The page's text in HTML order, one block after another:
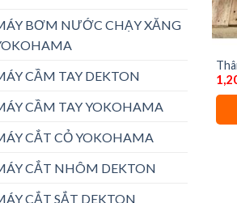
BƠM NƯỚC CHẠY XĂNG
CẦM TAY DEKTON
CẦM TAY YOKOHAMA
CẮT CỎ YOKOHAMA
CẮT NHÔM DEKTON
CẮT SẮT DEKTON